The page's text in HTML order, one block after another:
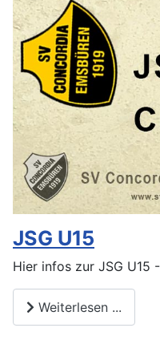
JSG U15
Hier infos zur JSG U15
Weiterlesen ...